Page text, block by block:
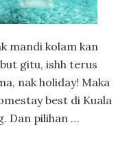
mandi kolam kan
gitu, ishh terus
nak holiday! Maka
best di Kuala
Dan pilihan …